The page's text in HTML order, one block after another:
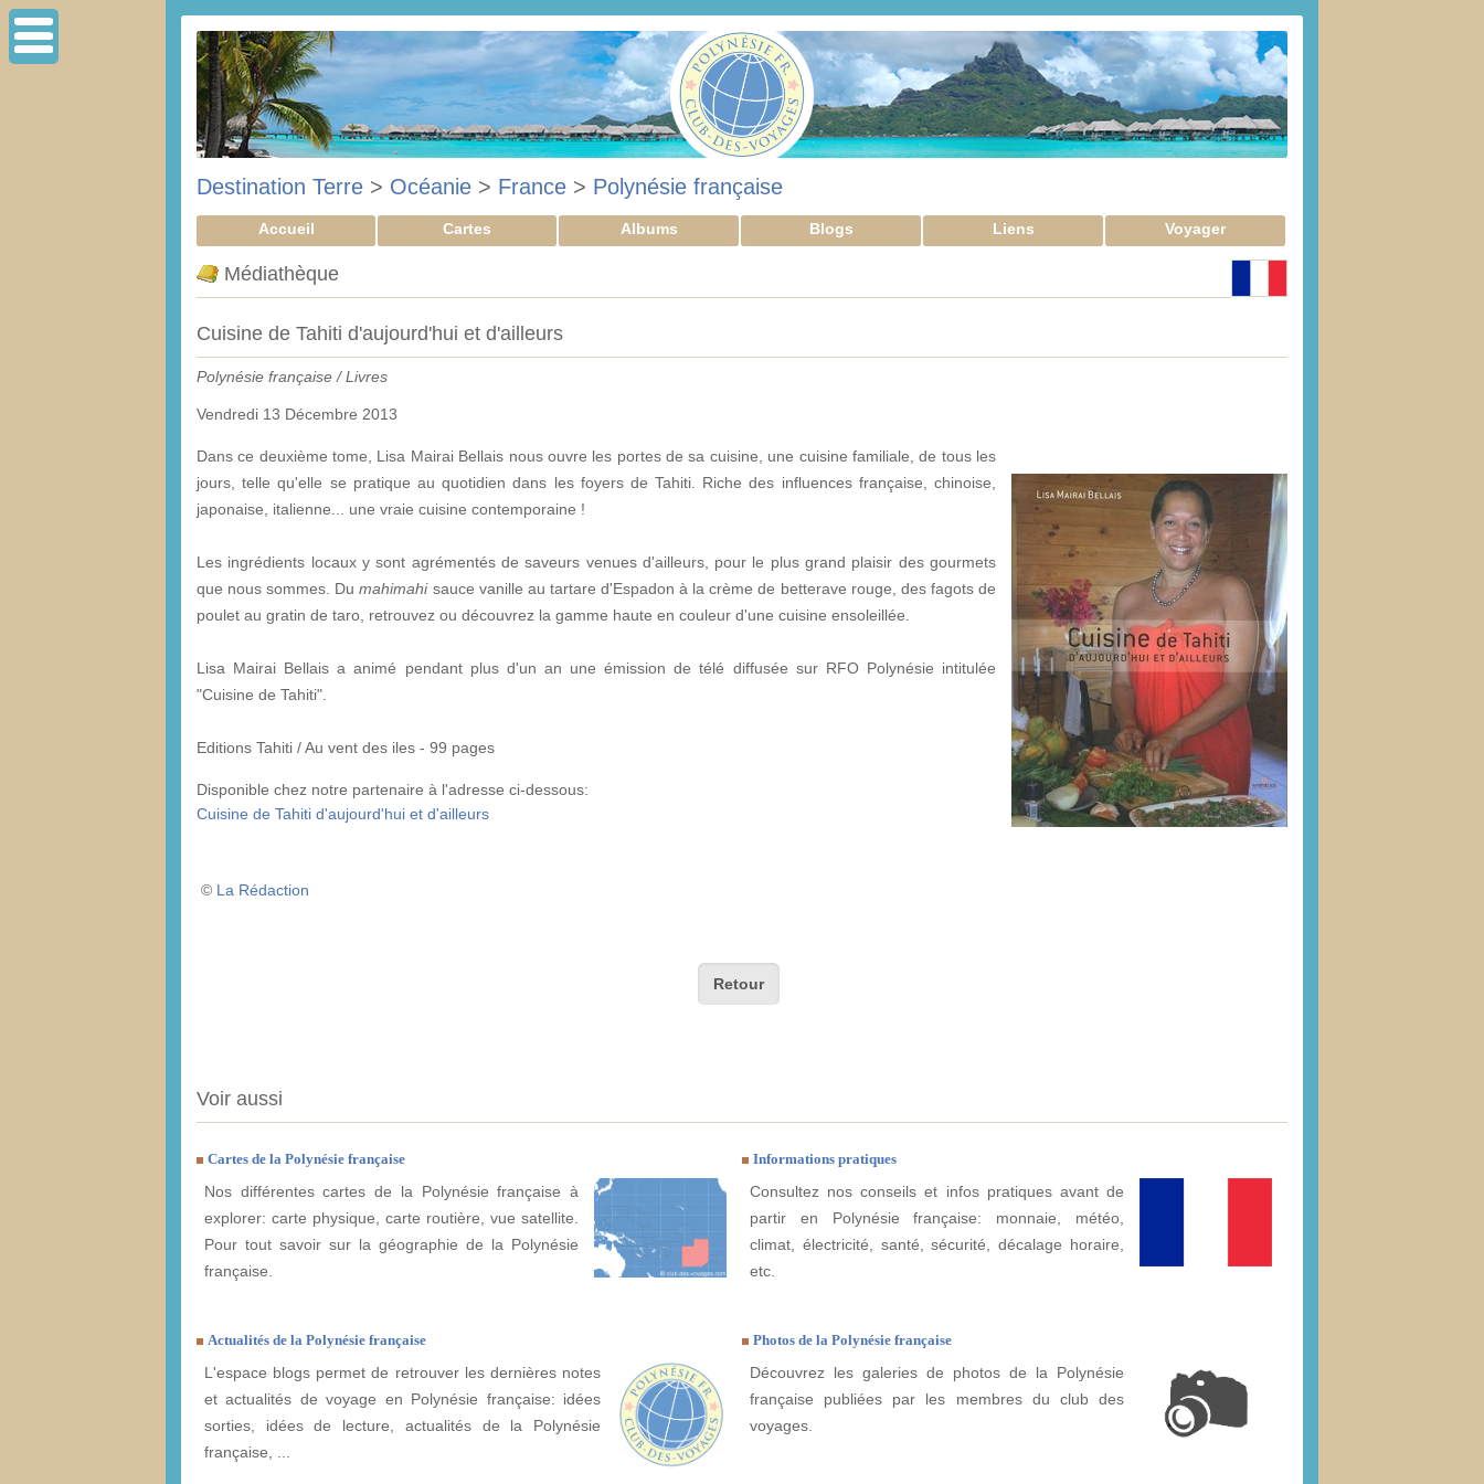
Destination Terre > Océanie > France > Polynésie française
Accueil Cartes Albums Blogs Liens Voyager
Médiathèque
Cuisine de Tahiti d'aujourd'hui et d'ailleurs
Polynésie française / Livres
Vendredi 13 Décembre 2013
Dans ce deuxième tome, Lisa Mairai Bellais nous ouvre les portes de sa cuisine, une cuisine familiale, de tous les
jours, telle qu'elle se pratique au quotidien dans les foyers de Tahiti. Riche des influences française, chinoise,
japonaise, italienne... une vraie cuisine contemporaine !
Les ingrédients locaux y sont agrémentés de saveurs venues d'ailleurs, pour le plus grand plaisir des gourmets
que nous sommes. Dumahimahisauce vanille au tartare d'Espadon à la crème de betterave rouge, des fagots de
poulet au gratin de taro, retrouvez ou découvrez la gamme haute en couleur d'une cuisine ensoleillée.
Lisa Mairai Bellais a animé pendant plus d'un an une émission de télé diffusée sur RFO Polynésie intitulée
"Cuisine de Tahiti".
Editions Tahiti / Au vent des iles - 99 pages
Disponible chez notre partenaire à l'adresse ci-dessous:
Cuisine de Tahiti d'aujourd'hui et d'ailleurs
© La Rédaction
Retour
Voir aussi
Cartes de la Polynésie française
Nos différentes cartes de la Polynésie française à
explorer: carte physique, carte routière, vue satellite.
Pour tout savoir sur la géographie de la Polynésie
française.
Informations pratiques
Consultez nos conseils et infos pratiques avant de
partir en Polynésie française: monnaie, météo,
climat, électricité, santé, sécurité, décalage horaire,
etc.
Actualités de la Polynésie française
L'espace blogs permet de retrouver les dernières notes
et actualités de voyage en Polynésie française: idées
sorties, idées de lecture, actualités de la Polynésie
française, ...
Photos de la Polynésie française
Découvrez les galeries de photos de la Polynésie
française publiées par les membres du club des
voyages.